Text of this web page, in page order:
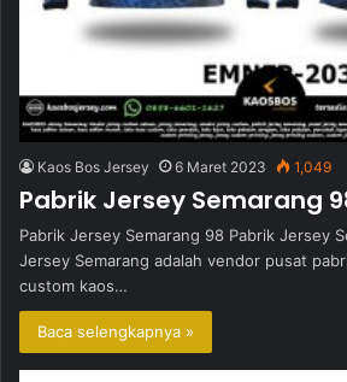
Kaos Bos Jersey 6 Maret 2023 1,049
Pabrik Jersey Semarang
Pabrik Jersey Semarang 98 Pabrik Jersey
Jersey Semarang adalah vendor pusat
custom kaos…
Baca selengkapnya »